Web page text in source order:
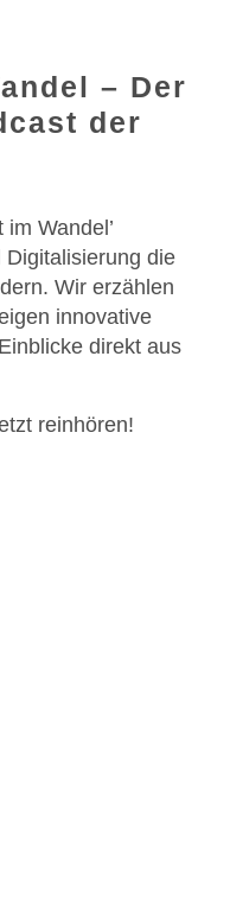
– Der
der
Wandel’
die
Wir erzählen
innovative
direkt aus
reinhören!